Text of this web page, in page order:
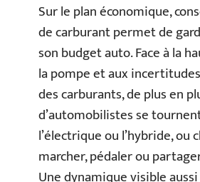
Sur le plan économique,
de carburant permet de
son budget auto. Face à la
la pompe et aux
des carburants, de plus en
d’automobilistes se
l’électrique ou l’hybride, ou
marcher, pédaler ou
Une dynamique visible